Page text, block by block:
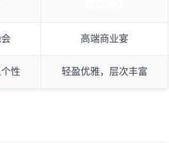
高端商业宴
性 轻盈优雅，层次丰富